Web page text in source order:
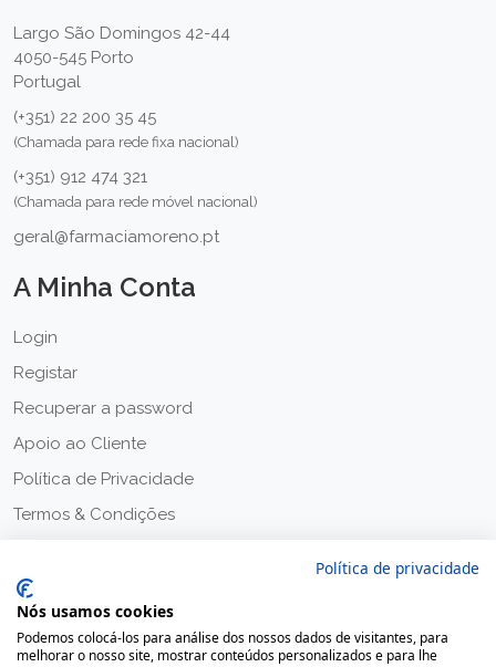
Largo São Domingos 42-44
4050-545 Porto
Portugal
(+351) 22 200 35 45
(Chamada para rede fixa nacional)
(+351) 912 474 321
(Chamada para rede móvel nacional)
geral@farmaciamoreno.pt
A Minha Conta
Login
Registar
Recuperar a password
Apoio ao Cliente
Política de Privacidade
Termos & Condições
Política de privacidade
Nós usamos cookies
Podemos colocá-los para análise dos nossos dados de visitantes, para
melhorar o nosso site, mostrar conteúdos personalizados e para lhe